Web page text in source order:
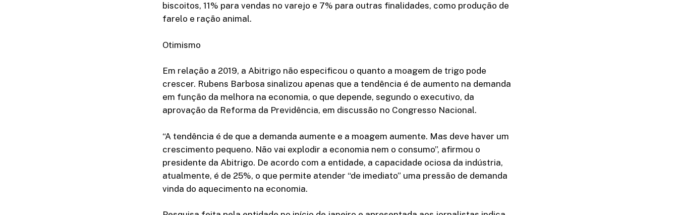
biscoitos, 11% para vendas no varejo e 7% para outras finalidades, como produção de
farelo e ração animal.
Otimismo
Em relação a 2019, a Abitrigo não especificou o quanto a moagem de trigo pode
crescer. Rubens Barbosa sinalizou apenas que a tendência é de aumento na demanda
em função da melhora na economia, o que depende, segundo o executivo, da
aprovação da Reforma da Previdência, em discussão no Congresso Nacional.
“A tendência é de que a demanda aumente e a moagem aumente. Mas deve haver um
crescimento pequeno. Não vai explodir a economia nem o consumo”, afirmou o
presidente da Abitrigo. De acordo com a entidade, a capacidade ociosa da indústria,
atualmente, é de 25%, o que permite atender “de imediato” uma pressão de demanda
vinda do aquecimento na economia.